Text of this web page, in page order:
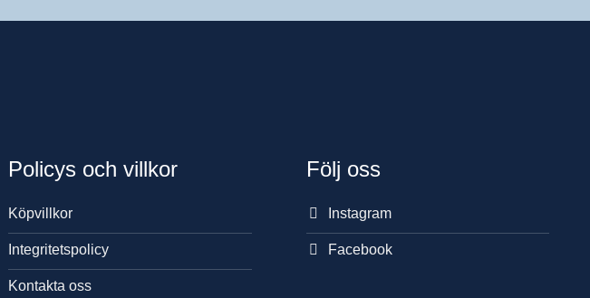
Policys och villkor
Köpvillkor
Integritetspolicy
Kontakta oss
Följ oss
Instagram
Facebook